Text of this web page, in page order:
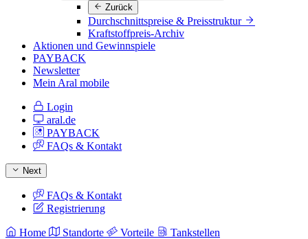
Zurück
Durchschnittspreise & Preisstruktur
Kraftstoffpreis-Archiv
Aktionen und Gewinnspiele
PAYBACK
Newsletter
Mein Aral mobile
Login
aral.de
PAYBACK
FAQs & Kontakt
Next
FAQs & Kontakt
Registrierung
Home Standorte Vorteile Tankstellen